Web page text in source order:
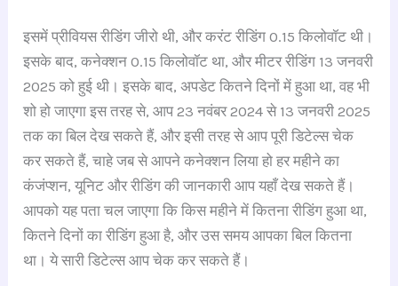
इसमें प्रीवियस रीडिंग जीरो थी, और करंट रीडिंग 0.15 किलोवॉट थी।
इसके बाद, कनेक्शन 0.15 किलोवॉट था, और मीटर रीडिंग 13 जनवरी
2025 को हुई थी। इसके बाद, अपडेट कितने दिनों में हुआ था, वह भी
शो हो जाएगा इस तरह से, आप 23 नवंबर 2024 से 13 जनवरी 2025
तक का बिल देख सकते हैं, और इसी तरह से आप पूरी डिटेल्स चेक
कर सकते हैं, चाहे जब से आपने कनेक्शन लिया हो हर महीने का
कंजंप्शन, यूनिट और रीडिंग की जानकारी आप यहाँ देख सकते हैं।
आपको यह पता चल जाएगा कि किस महीने में कितना रीडिंग हुआ था,
कितने दिनों का रीडिंग हुआ है, और उस समय आपका बिल कितना
था। ये सारी डिटेल्स आप चेक कर सकते हैं।